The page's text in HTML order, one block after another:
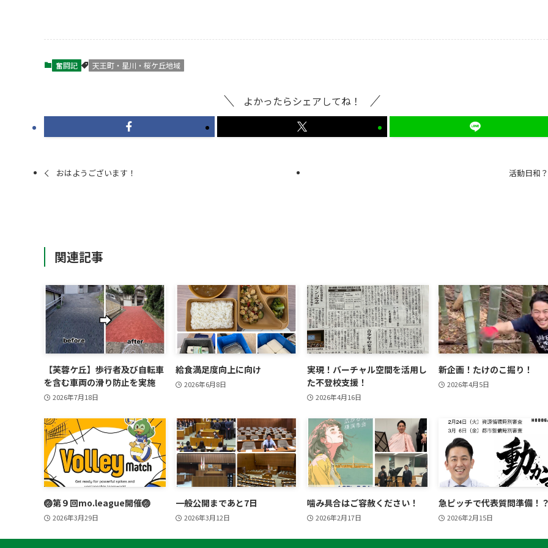
奮闘記 天王町・星川・桜ケ丘地域
よかったらシェアしてね！
おはようございます！ 活動日和？
関連記事
【芙蓉ケ丘】歩行者及び自転車
を含む車両の滑り防止を実施
2026年7月18日
給食満足度向上に向け
2026年6月8日
実現！バーチャル空間を活用し
た不登校支援！
2026年4月16日
新企画！たけのこ掘り！
2026年4月5日
🏐第９回mo.league開催🏐
2026年3月29日
一般公開まであと7日
2026年3月12日
噛み具合はご容赦ください！
2026年2月17日
急ピッチで代表質問準備！
2026年2月15日